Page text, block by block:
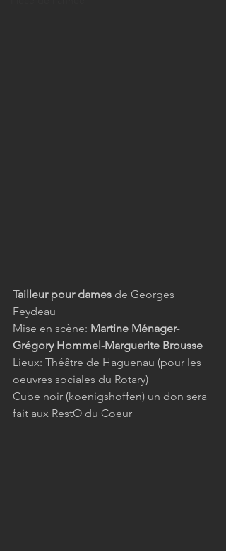
Tailleur pour dames de Georges
Feydeau
Mise en scène: Martine Ménager-
Grégory Hommel-Marguerite Brousse
Lieux: Théâtre de Haguenau (pour les
oeuvres sociales du Rotary)
Cube noir (koenigshoffen) un don sera
fait aux RestO du Coeur